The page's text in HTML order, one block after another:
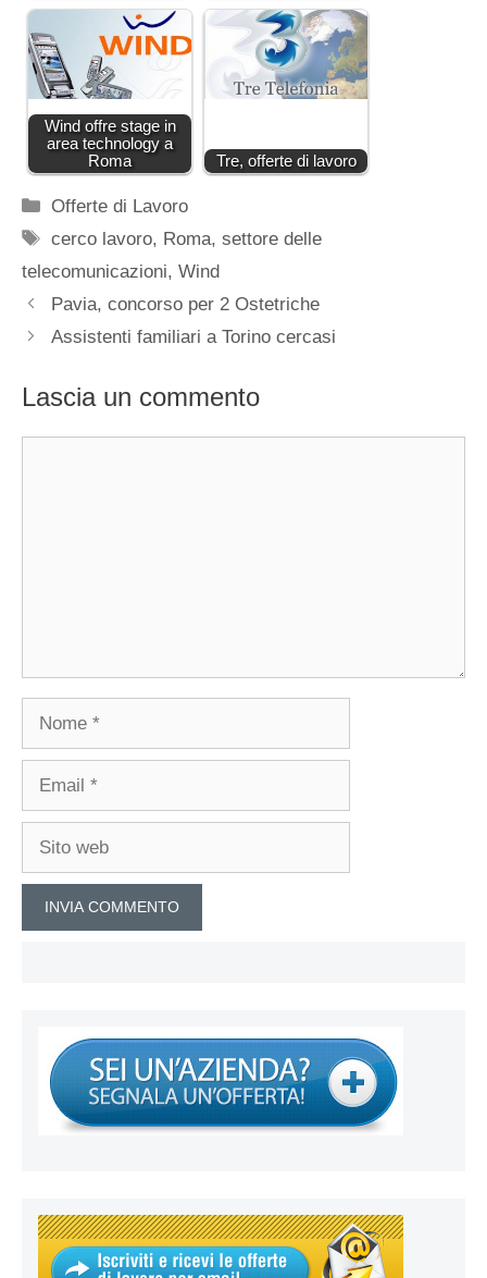
Wind offre stage in
area technology a
Roma
Tre, offerte di lavoro
Categorie
Offerte di Lavoro
Tag
cerco lavoro, Roma,settore delle
telecomunicazioni, Wind
Pavia, concorso per 2 Ostetriche
Assistenti familiari a Torino cercasi
Lascia un commento